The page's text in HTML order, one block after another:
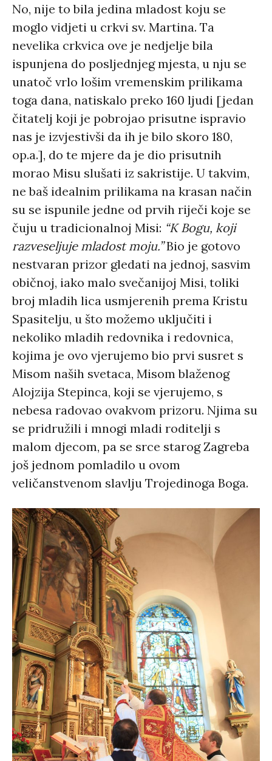
No, nije to bila jedina mladost koju se
moglo vidjeti u crkvi sv. Martina. Ta
nevelika crkvica ove je nedjelje bila
ispunjena do posljednjeg mjesta, u nju se
unatoč vrlo lošim vremenskim prilikama
toga dana, natiskalo preko 160 ljudi [jedan
čitatelj koji je pobrojao prisutne ispravio
nas je izvjestivši da ih je bilo skoro 180,
op.a.], do te mjere da je dio prisutnih
morao Misu slušati iz sakristije. U takvim,
ne baš idealnim prilikama na krasan način
su se ispunile jedne od prvih riječi koje se
čuju u tradicionalnoj Misi: “K Bogu, koji
razveseljuje mladost moju.”Bio je gotovo
nestvaran prizor gledati na jednoj, sasvim
običnoj, iako malo svečanijoj Misi, toliki
broj mladih lica usmjerenih prema Kristu
Spasitelju, u što možemo uključiti i
nekoliko mladih redovnika i redovnica,
kojima je ovo vjerujemo bio prvi susret s
Misom naših svetaca, Misom blaženog
Alojzija Stepinca, koji se vjerujemo, s
nebesa radovao ovakvom prizoru. Njima su
se pridružili i mnogi mladi roditelji s
malom djecom, pa se srce starog Zagreba
još jednom pomladilo u ovom
veličanstvenom slavlju Trojedinoga Boga.